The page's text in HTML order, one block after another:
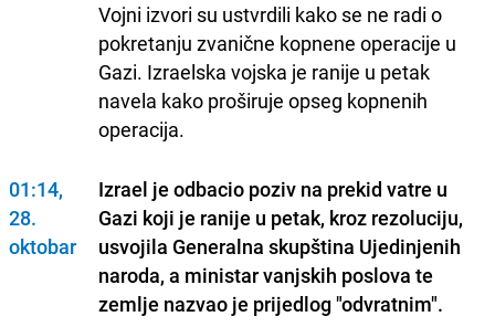
Vojni izvori su ustvrdili kako se ne radi o
pokretanju zvanične kopnene operacije u
Gazi. Izraelska vojska je ranije u petak
navela kako proširuje opseg kopnenih
operacija.
01:14,
28.
oktobar
Izrael je odbacio poziv na prekid vatre u
Gazi koji je ranije u petak, kroz rezoluciju,
usvojila Generalna skupština Ujedinjenih
naroda, a ministar vanjskih poslova te
zemlje nazvao je prijedlog "odvratnim".